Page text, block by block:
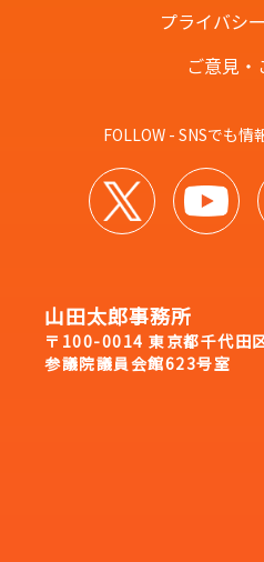
プライバシ
ご意見・
FOLLOW - SNSでも情
山田太郎事務所
〒100-0014 東京都千代田
参議院議員会館623号室